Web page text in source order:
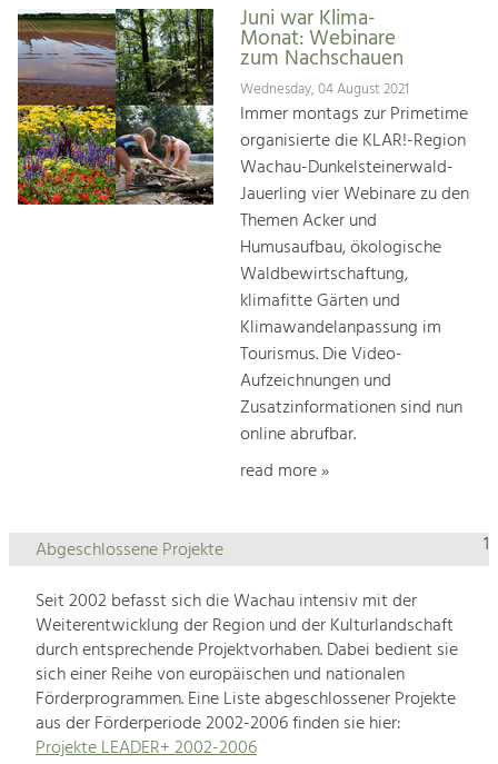
Juni war Klima-
Monat: Webinare
zum Nachschauen
Wednesday, 04 August 2021
Immer montags zur Primetime
organisierte die KLAR!-Region
Wachau-Dunkelsteinerwald-
Jauerling vier Webinare zu den
Themen Acker und
Humusaufbau, ökologische
Waldbewirtschaftung,
klimafitte Gärten und
Klimawandelanpassung im
Tourismus. Die Video-
Aufzeichnungen und
Zusatzinformationen sind nun
online abrufbar.
read more »
1
Abgeschlossene Projekte
Seit 2002 befasst sich die Wachau intensiv mit der
Weiterentwicklung der Region und der Kulturlandschaft
durch entsprechende Projektvorhaben. Dabei bedient sie
sich einer Reihe von europäischen und nationalen
Förderprogrammen. Eine Liste abgeschlossener Projekte
aus der Förderperiode 2002-2006 finden sie hier:
Projekte LEADER+ 2002-2006